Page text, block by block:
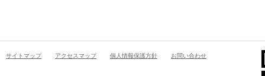
サイトマップ アクセスマップ 個人情報保護方針 お問い合わせ